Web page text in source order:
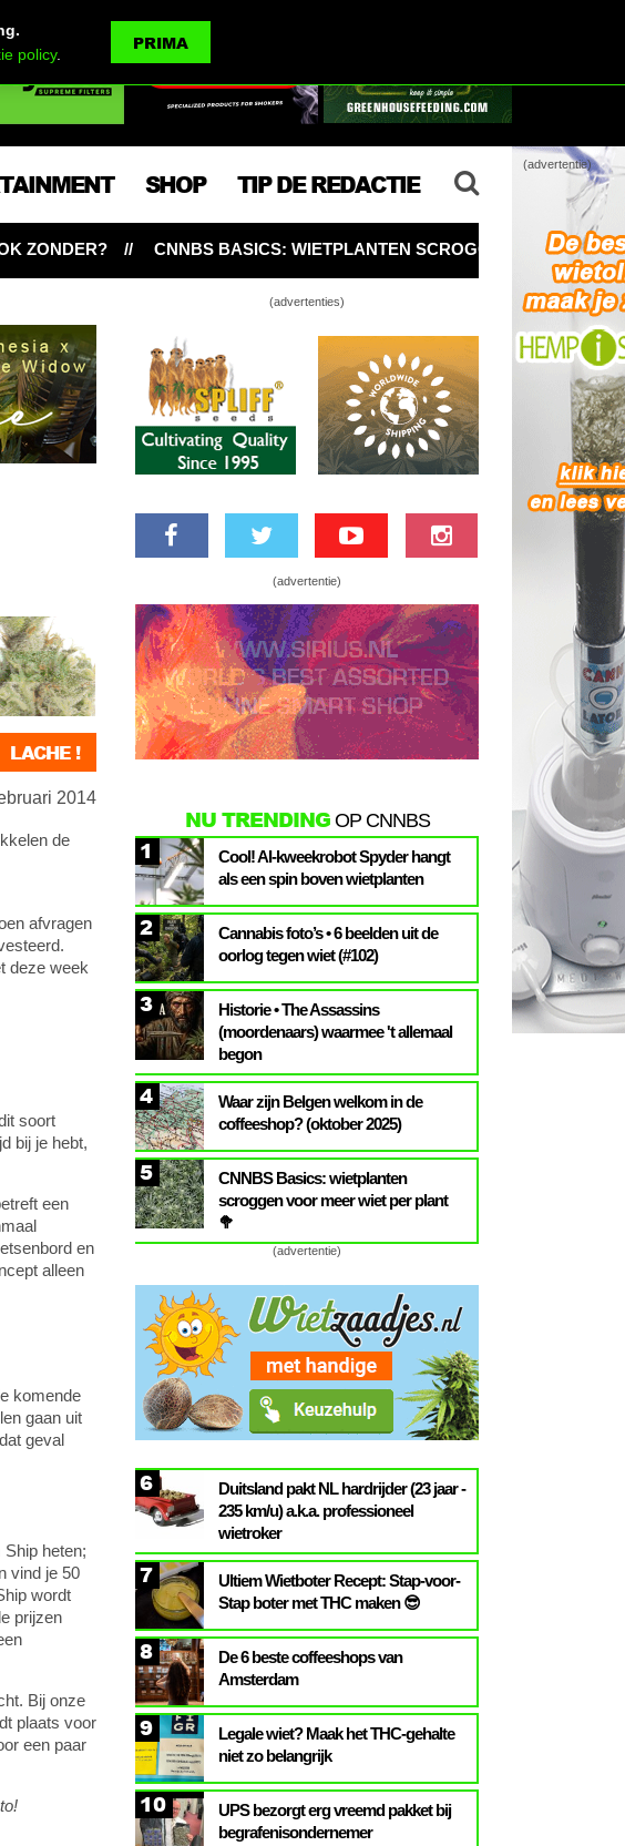
(advertentie)
SHOP TIP DE REDACTIE
BASICS: WIETPLANTEN SCROGGEN VOOR MEER WIET PER PLANT 🥦
LACHE !
2014
de
afvragen
deze week
soort
bij je hebt,
een
en
alleen
komende
gaan uit
geval
heten;
vind je 50
wordt
prijzen
Bij onze
plaats voor
een paar
(advertenties)
(advertentie)
NU TRENDINGOP CNNBS
1
Cool! AI-kweekrobot Spyder hangt
als een spin boven wietplanten
2
Cannabis foto’s • 6 beelden uit de
oorlog tegen wiet (#102)
3
Historie • The Assassins
(moordenaars) waarmee 't allemaal
begon
4
Waar zijn Belgen welkom in de
coffeeshop? (oktober 2025)
5
CNNBS Basics: wietplanten
scroggen voor meer wiet per plant
🥦
(advertentie)
6
Duitsland pakt NL hardrijder (23 jaar -
235 km/u) a.k.a. professioneel
wietroker
7
Ultiem Wietboter Recept: Stap-voor-
Stap boter met THC maken 😎
8
De 6 beste coffeeshops van
Amsterdam
9
Legale wiet? Maak het THC-gehalte
niet zo belangrijk
10
UPS bezorgt erg vreemd pakket bij
begrafenisondernemer
policy.
PRIMA